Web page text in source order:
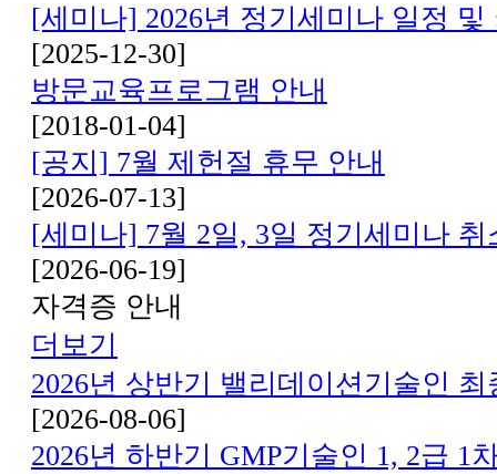
[세미나] 2026년 정기세미나 일정
[2025-12-30]
방문교육프로그램 안내
[2018-01-04]
[공지] 7월 제헌절 휴무 안내
[2026-07-13]
[세미나] 7월 2일, 3일 정기세미나
[2026-06-19]
자격증 안내
더보기
2026년 상반기 밸리데이션기술인
[2026-08-06]
2026년 하반기 GMP기술인 1, 2급 1